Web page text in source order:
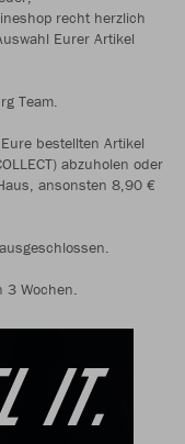
recht herzlich
Eurer Artikel
Team.
bestellten Artikel
abzuholen oder
ansonsten 8,90 €
3 Wochen.